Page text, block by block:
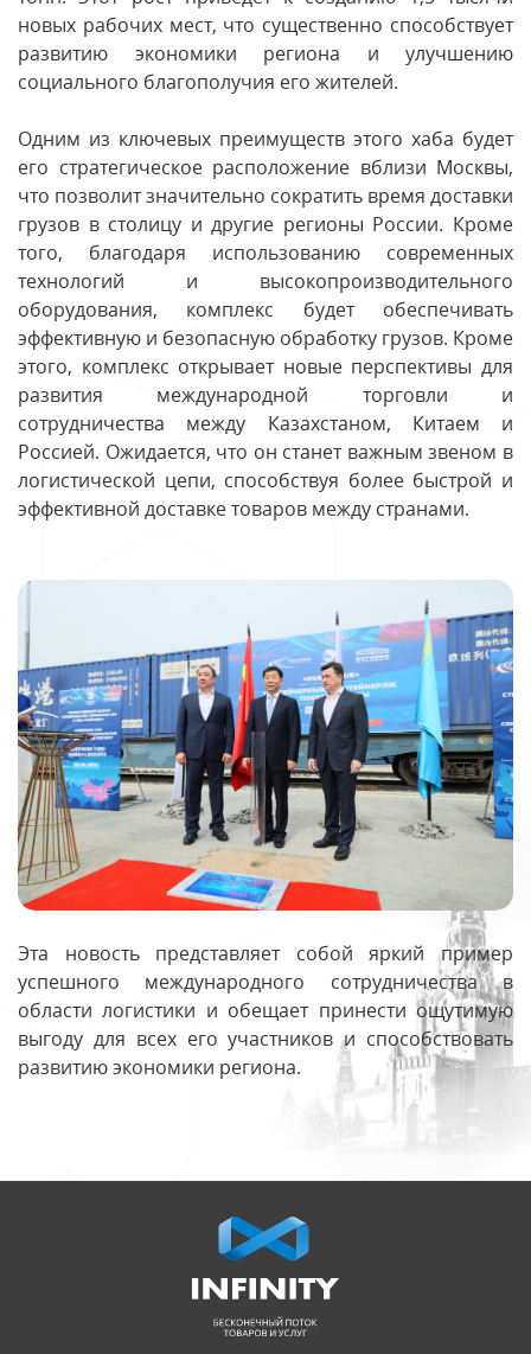
новых рабочих мест, что существенно способствует
развитию экономики региона и улучшению
социального благополучия его жителей.
Одним из ключевых преимуществ этого хаба будет
его стратегическое расположение вблизи Москвы,
что позволит значительно сократить время доставки
грузов в столицу и другие регионы России. Кроме
того, благодаря использованию современных
технологий и высокопроизводительного
оборудования, комплекс будет обеспечивать
эффективную и безопасную обработку грузов. Кроме
этого, комплекс открывает новые перспективы для
развития международной торговли и
сотрудничества между Казахстаном, Китаем и
Россией. Ожидается, что он станет важным звеном в
логистической цепи, способствуя более быстрой и
эффективной доставке товаров между странами.
Эта новость представляет собой яркий пример
успешного международного сотрудничества в
области логистики и обещает принести ощутимую
выгоду для всех его участников и способствовать
развитию экономики региона.